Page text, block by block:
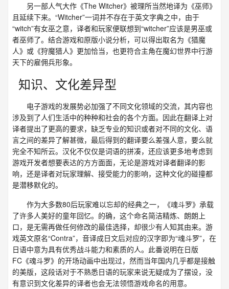
另一部人气大作《The Witcher》被理所当然地译为《巫师》
且延续下来。“Witcher”一词并不存在于英文字典之中，由于
“witch”有女巫之意，译者和玩家便联想到“witcher”应该是男巫或
者巫师了。结合游戏和原版小说分析，可以得出取名为《猎魔
人》或《狩魔猎人》更加恰当，也更符合主角在魔幻世界中行游
天下的雇佣兵形象。
知识、文化差异型
电子游戏的发展势必加强了不同文化领域的交流，其内容也
涉及到了人们生活中的种种和社会的各个方面。因此在翻译上对
译者提出了更高的要求，缺乏专业的知识或者对不同的文化、语
言之间的差异了解甚微，最后得到的翻译要么差强人意，要么就
完全不知所云。汉化不仅仅是词语的拼凑，还应该更多地考虑到
游戏开发者想要表达的方方面面，无论是游戏对译者翻译的影
响，还是译者对玩家理解、接受能力的影响，这种文化的碰撞都
是潜移默化的。
作为大多数80后玩家难以忘却的经典之一，《魂斗罗》承载
了许多人美好的童年回忆。的确，这个命名简洁精炼、朗朗上
口，是无需再做任何修改的最佳选择，却很少有人知其由来。游
戏英文原名“Contra”，音译成日文后对应的汉字即为“魂斗罗”，在
日语中意为具有优秀战斗能力和素质的人。此番说明在日版
FC《魂斗罗》的开场动画中出现过，然而当年国内几乎都是接触
的美版，这段话对于不熟悉日语的玩家来说无疑成为了摆设，没
有意识到文化差异的译者也会无法领悟游戏命名的用意。